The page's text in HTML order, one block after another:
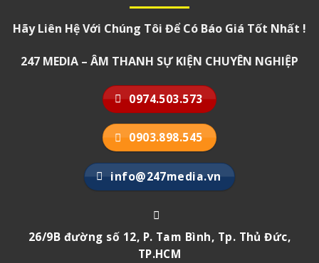
Hãy Liên Hệ Với Chúng Tôi Để Có Báo Giá Tốt Nhất !
247 MEDIA – ÂM THANH SỰ KIỆN CHUYÊN NGHIỆP
0974.503.573
0903.898.545
info@247media.vn
26/9B đường số 12, P. Tam Bình, Tp. Thủ Đức,
TP.HCM